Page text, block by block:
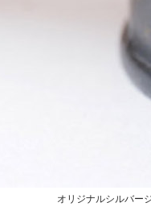
オリジナルシルバー